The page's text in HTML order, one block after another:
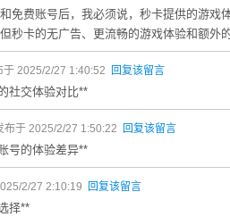
免费账号后，我必须说，秒卡提供的游戏
秒卡的无广告、更流畅的游戏体验和额外
于 2025/2/27 1:40:52 回复该留言
社交体验对比**
布于 2025/2/27 1:50:22 回复该留言
号的体验差异**
2/27 2:10:19 回复该留言
择**